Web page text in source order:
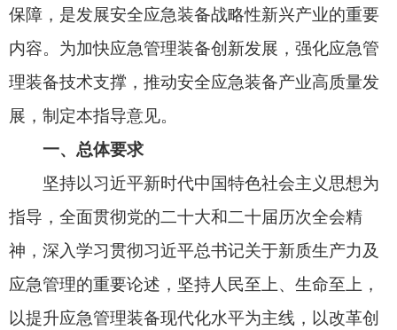
指导，全面贯彻党的二十大和二十届历次全会精
神，深入学习贯彻习近平总书记关于新质生产力及
以提升应急管理装备现代化水平为主线，以改革创
新为动力，强化关键核心技术装备研发应用，统筹
推进应急管理装备建设和安全应急装备产业发展，
加快形成新质生产力，赋能应急管理新质战斗力，
为全面提升应急管理能力提供有力支撑。
实战急需和痛点难题，精准施策发力，牢牢把握问
题导向、目标导向、结果导向相统一。坚持系统谋
划、体系建设。聚焦完善应急管理装备创新发展体